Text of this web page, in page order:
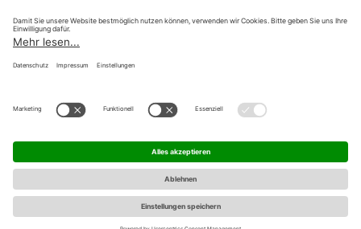
Mensch und Maschine Schweiz AG
Zürichstrasse 25 | 8185 Winkel
Homewww.mum.ch
LinkedIn eShop Kontakt
Impressum
Cookie Consent Settings